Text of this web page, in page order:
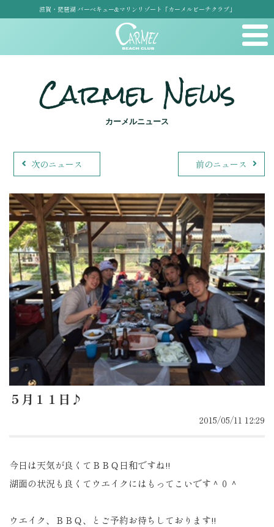
滋賀・琵琶湖 バーベキュー&マリンリゾート「カーメルビーチクラブ」
Carmel News
カーメルニュース
次のニュース 前のニュース
５月１１日♪
2015/05/11 12:29
今日は天気が良くてＢＢＱ日和ですね!!
湖面の状況も良くてウエイクにはもってこいです＾０＾
ウエイク、ＢＢＱ、とご予約お待ちしております!!